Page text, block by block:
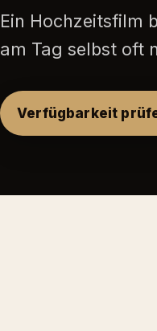
Ein Hochzeitsfilm
am Tag selbst oft
Verfügbarkeit